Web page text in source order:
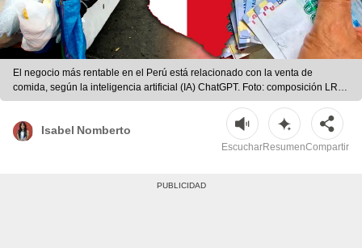
El negocio más rentable en el Perú está relacionado con la venta de
comida, según la inteligencia artificial (IA) ChatGPT. Foto: composición LR/
Agencia Andina/ El Peruano/ Difusión
Isabel Nomberto
EscucharResumenCompartir